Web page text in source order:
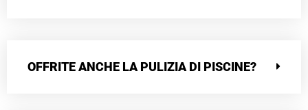
OFFRITE ANCHE LA PULIZIA DI PISCINE?